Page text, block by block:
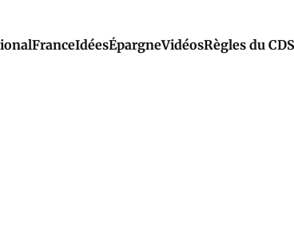
FranceIdéesÉpargneVidéosRègles du CDS